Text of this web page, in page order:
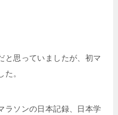
と思っていましたが、初マ
た。
ラソンの日本記録、日本学